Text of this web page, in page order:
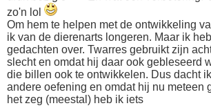
zo'n lol
Om hem te helpen met de ontwikkeling
ik van de dierenarts longeren. Maar ik
gedachten over. Twarres gebruikt zijn
slecht en omdat hij daar ook gebleseerd
die billen ook te ontwikkelen. Dus dacht
andere oefening en omdat hij nu meteen
het zeg (meestal) heb ik iets